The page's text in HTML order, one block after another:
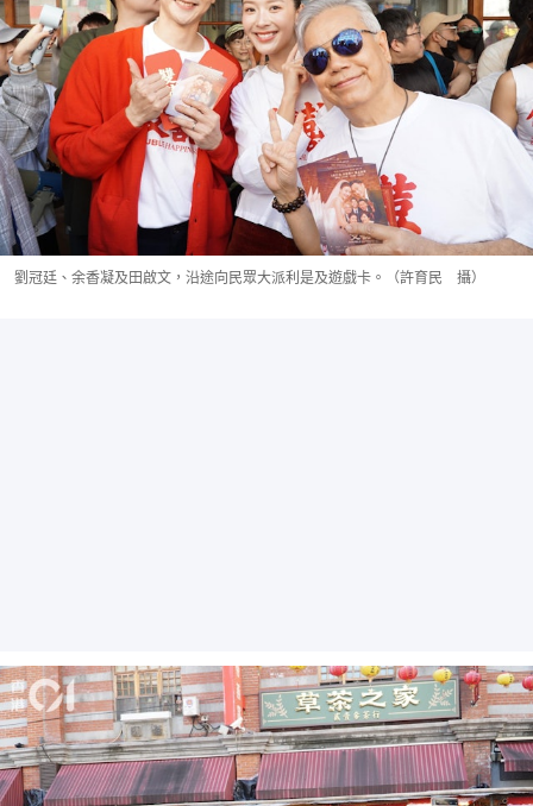
劉冠廷、余香凝及田啟文，沿途向民眾大派利是及遊戲卡。（許育民 攝）